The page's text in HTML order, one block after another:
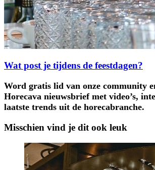
Wat post je tijdens de feestdagen?
Word gratis lid van onze community
Horecava nieuwsbrief met video’s,
laatste trends uit de horecabranche.
Misschien vind je dit ook leuk